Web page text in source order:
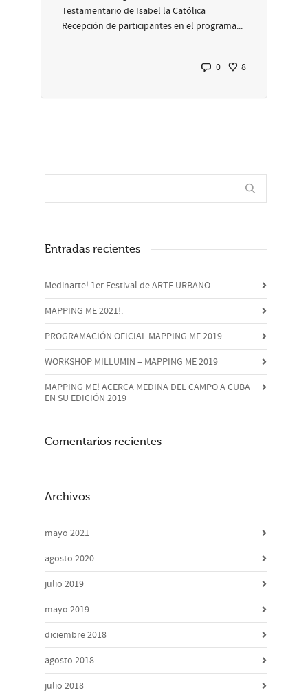
Testamentario de Isabel la Católica
Recepción de participantes en el programa...
0 8
Entradas recientes
Medinarte! 1er Festival de ARTE URBANO.
MAPPING ME 2021!.
PROGRAMACIÓN OFICIAL MAPPING ME 2019
WORKSHOP MILLUMIN – MAPPING ME 2019
MAPPING ME! ACERCA MEDINA DEL CAMPO A CUBA
EN SU EDICIÓN 2019
Comentarios recientes
Archivos
mayo 2021
agosto 2020
julio 2019
mayo 2019
diciembre 2018
agosto 2018
julio 2018